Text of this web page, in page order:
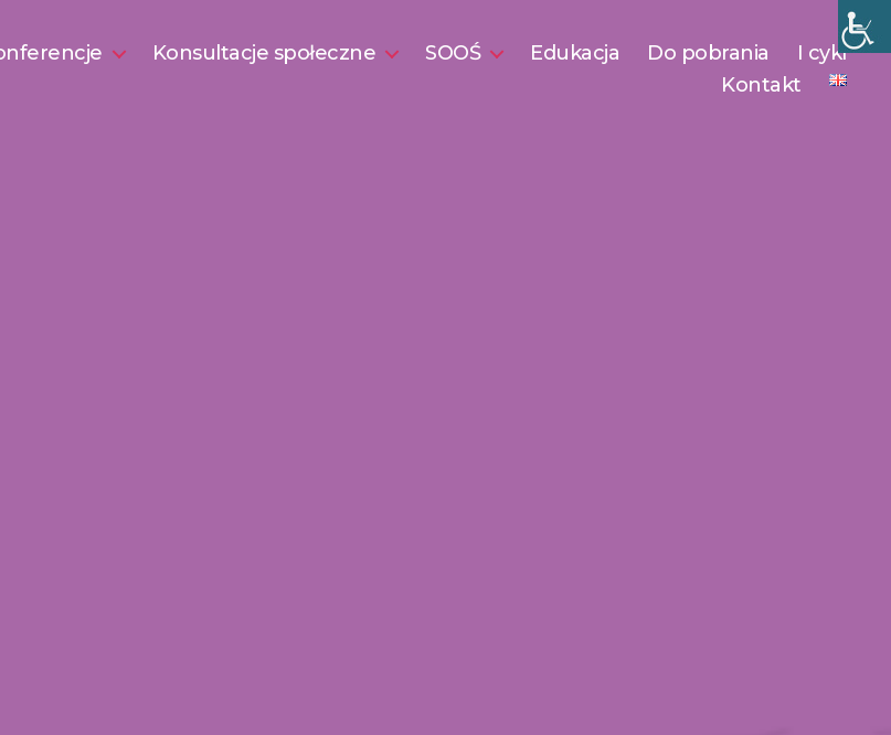
Konsultacje społeczne SOOŚ Edukacja Do pobrania
I cykl
Kontakt